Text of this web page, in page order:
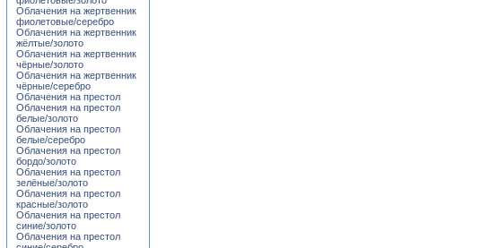
Облачения на жертвенник
фиолетовые/серебро
Облачения на жертвенник
жёлтые/золото
Облачения на жертвенник
чёрные/золото
Облачения на жертвенник
чёрные/серебро
Облачения на престол
Облачения на престол
белые/золото
Облачения на престол
белые/серебро
Облачения на престол
бордо/золото
Облачения на престол
зелёные/золото
Облачения на престол
красные/золото
Облачения на престол
синие/золото
Облачения на престол